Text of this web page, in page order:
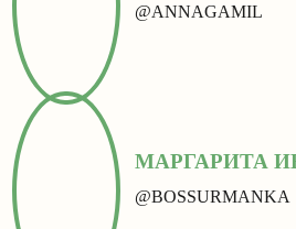
@ANNAGAMIL
МАРГАРИТА
@BOSSURMANKA